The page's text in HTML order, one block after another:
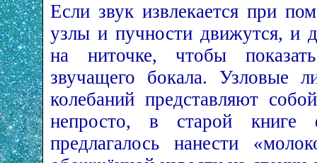
Если звук извлекается при
узлы и пучности движутся, и
на ниточке, чтобы
звучащего бокала. Узловые
колебаний представляют
непросто, в старой книге
предлагалось нанести